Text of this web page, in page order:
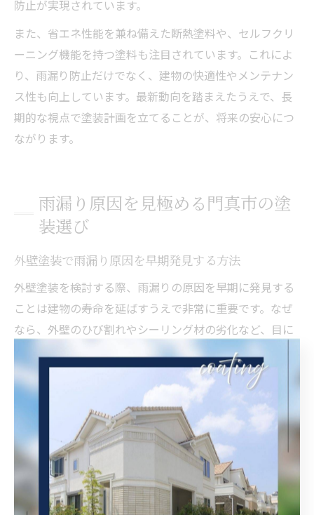
防止が実現されています。
また、省エネ性能を兼ね備えた断熱塗料や、セルフクリ
ーニング機能を持つ塗料も注目されています。これによ
り、雨漏り防止だけでなく、建物の快適性やメンテナン
ス性も向上しています。最新動向を踏まえたうえで、長
期的な視点で塗装計画を立てることが、将来の安心につ
ながります。
雨漏り原因を見極める門真市の塗
装選び
外壁塗装で雨漏り原因を早期発見する方法
外壁塗装を検討する際、雨漏りの原因を早期に発見する
ことは建物の寿命を延ばすうえで非常に重要です。なぜ
なら、外壁のひび割れやシーリング材の劣化など、目に
見えない小さな異常が雨水の侵入経路となるからです。
特に大阪府門真市のような気候変化の激しい地域では、
定期的な点検が欠かせません。
具体的には、外壁表面のチョーキング（白い粉が手につ
く現象）や、外壁と窓枠の隙間、シーリングのひび割れ
などを重点的にチェックします。これらの症状を見逃さ
ず、適切なタイミングで塗装や補修を行うことで、雨漏
りの発生を未然に防ぐことができます。